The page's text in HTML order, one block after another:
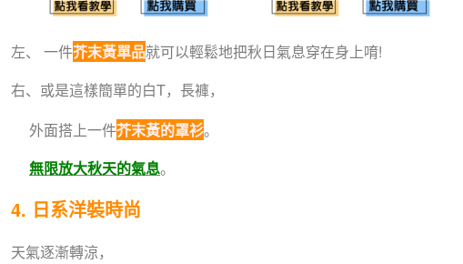
左、 一件芥末黃單品就可以輕鬆地把秋日氣息穿在身上唷!
右、 或是這樣簡單的白T，長褲，
外面搭上一件芥末黃的罩衫。
無限放大秋天的氣息。
4. 日系洋裝時尚
天氣逐漸轉涼，